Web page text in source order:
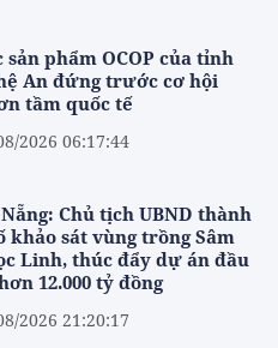
sản phẩm OCOP của tỉnh
An đứng trước cơ hội
tầm quốc tế
2026 06:17:44
Chủ tịch UBND thành
khảo sát vùng trồng Sâm
Linh, thúc đẩy dự án đầu
12.000 tỷ đồng
2026 21:20:17